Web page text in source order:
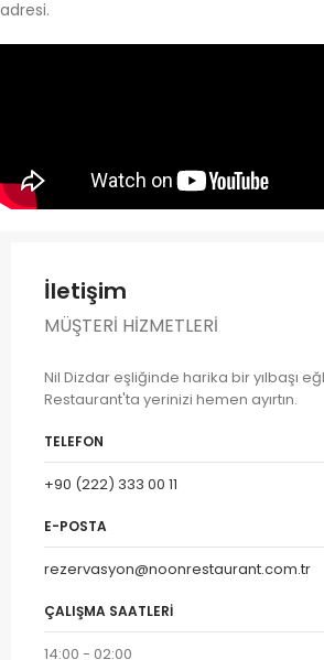
adresi.
İletişim
MÜŞTERI HIZMETLERI
Nil Dizdar eşliğinde harika bir yılbaşı
Restaurant'ta yerinizi hemen ayırtın.
TELEFON
+90 (222) 333 00 11
E-POSTA
rezervasyon@noonrestaurant.com.tr
ÇALIŞMA SAATLERI
14:00 - 02:00